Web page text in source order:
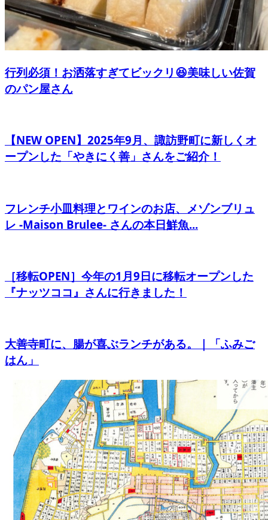
行列必須！お洒落すぎてビックリ😆美味しい佐賀
のパン屋さん
【NEW OPEN】2025年9月、諏訪野町に新しくオ
ープンした「やきにく善」さんをご紹介！
フレンチ小皿料理とワインのお店、メゾンブリュ
レ -Maison Brulee- さんの本日鮮魚...
［移転OPEN］今年の1月9日に移転オープンした
『ナッツココ』さんに行きました！
大善寺町に、腸が喜ぶランチがある。｜「ふみご
はん」